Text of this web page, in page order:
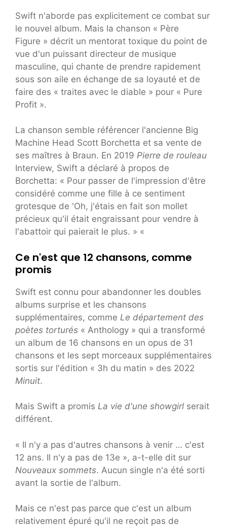
Swift n'aborde pas explicitement ce combat sur
le nouvel album. Mais la chanson « Père
Figure » décrit un mentorat toxique du point de
vue d'un puissant directeur de musique
masculine, qui chante de prendre rapidement
sous son aile en échange de sa loyauté et de
faire des « traites avec le diable » pour « Pure
Profit ».
La chanson semble référencer l'ancienne Big
Machine Head Scott Borchetta et sa vente de
ses maîtres à Braun. En 2019 Pierre de rouleau
Interview, Swift a déclaré à propos de
Borchetta: « Pour passer de l'impression d'être
considéré comme une fille à ce sentiment
grotesque de 'Oh, j'étais en fait son mollet
précieux qu'il était engraissant pour vendre à
l'abattoir qui paierait le plus. » «
Ce n'est que 12 chansons, comme
promis
Swift est connu pour abandonner les doubles
albums surprise et les chansons
supplémentaires, comme Le département des
poètes torturés « Anthology » qui a transformé
un album de 16 chansons en un opus de 31
chansons et les sept morceaux supplémentaires
sortis sur l'édition « 3h du matin » des 2022
Minuit.
Mais Swift a promis La vie d'une showgirl serait
différent.
« Il n'y a pas d'autres chansons à venir … c'est
12 ans. Il n'y a pas de 13e », a-t-elle dit sur
Nouveaux sommets. Aucun single n'a été sorti
avant la sortie de l'album.
Mais ce n'est pas parce que c'est un album
relativement épuré qu'il ne reçoit pas de